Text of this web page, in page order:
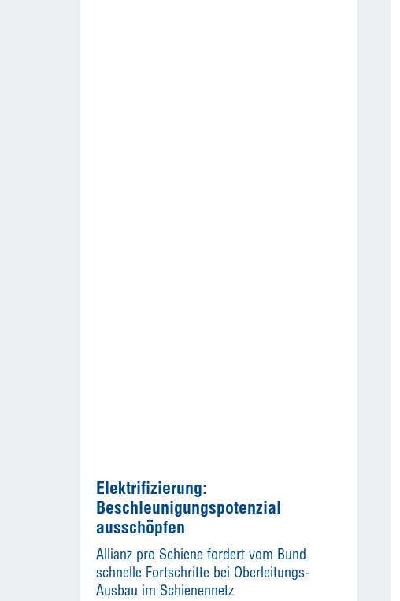
Elektrifizierung:
Beschleunigungspotenzial
ausschöpfen
Allianz pro Schiene fordert vom Bund
schnelle Fortschritte bei Oberleitungs-
Ausbau im Schienennetz